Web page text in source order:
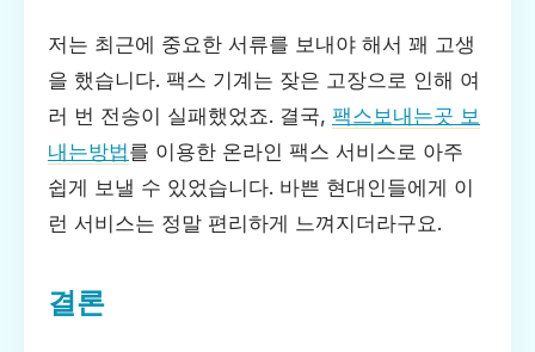
저는 최근에 중요한 서류를 보내야 해서 꽤 고생
을 했습니다. 팩스 기계는 잦은 고장으로 인해 여
러 번 전송이 실패했었죠. 결국, 팩스보내는곳 보
내는방법를 이용한 온라인 팩스 서비스로 아주
쉽게 보낼 수 있었습니다. 바쁜 현대인들에게 이
런 서비스는 정말 편리하게 느껴지더라구요.
결론